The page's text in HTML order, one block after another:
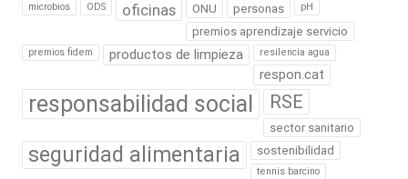
microbios ODS oficinas ONU personas pH
premios aprendizaje servicio
premios fidem productos de limpieza resilencia agua
respon.cat
responsabilidad social RSE
sector sanitario
seguridad alimentaria sostenibilidad
tennis barcino